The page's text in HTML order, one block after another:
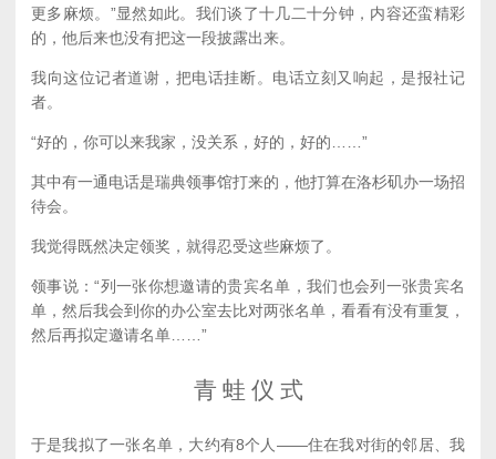
更多麻烦。”显然如此。我们谈了十几二十分钟，内容还蛮精彩
的，他后来也没有把这一段披露出来。
我向这位记者道谢，把电话挂断。电话立刻又响起，是报社记
者。
“好的，你可以来我家，没关系，好的，好的……”
其中有一通电话是瑞典领事馆打来的，他打算在洛杉矶办一场招
待会。
我觉得既然决定领奖，就得忍受这些麻烦了。
领事说：“列一张你想邀请的贵宾名单，我们也会列一张贵宾名
单，然后我会到你的办公室去比对两张名单，看看有没有重复，
然后再拟定邀请名单……”
青 蛙 仪 式
于是我拟了一张名单，大约有8个人——住在我对街的邻居、我